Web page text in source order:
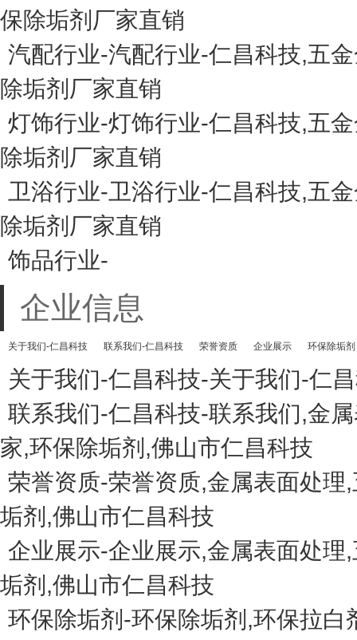
保除垢剂厂家直销
汽配行业-汽配行业-仁昌科技,五
除垢剂厂家直销
灯饰行业-灯饰行业-仁昌科技,五
除垢剂厂家直销
卫浴行业-卫浴行业-仁昌科技,五
除垢剂厂家直销
饰品行业-
企业信息
关于我们-仁昌科技 联系我们-仁昌科技 荣誉资质 企业展示 环保除垢剂
关于我们-仁昌科技-关于我们-仁
联系我们-仁昌科技-联系我们,金
家,环保除垢剂,佛山市仁昌科技
荣誉资质-荣誉资质,金属表面处
垢剂,佛山市仁昌科技
企业展示-企业展示,金属表面处
垢剂,佛山市仁昌科技
环保除垢剂-环保除垢剂,环保拉